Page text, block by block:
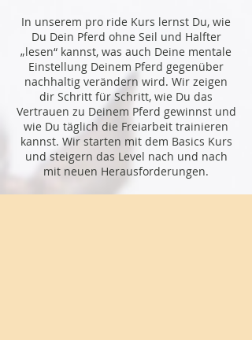
In unserem pro ride Kurs lernst Du, wie
Du Dein Pferd ohne Seil und Halfter
„lesen“ kannst, was auch Deine mentale
Einstellung Deinem Pferd gegenüber
nachhaltig verändern wird. Wir zeigen
dir Schritt für Schritt, wie Du das
Vertrauen zu Deinem Pferd gewinnst und
wie Du täglich die Freiarbeit trainieren
kannst. Wir starten mit dem Basics Kurs
und steigern das Level nach und nach
mit neuen Herausforderungen.